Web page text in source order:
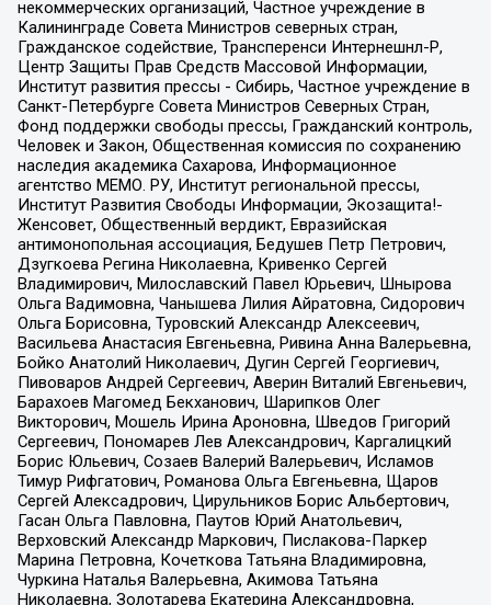
некоммерческих организаций, Частное учреждение в
Калининграде Совета Министров северных стран,
Гражданское содействие, Трансперенси Интернешнл-Р,
Центр Защиты Прав Средств Массовой Информации,
Институт развития прессы - Сибирь, Частное учреждение в
Санкт-Петербурге Совета Министров Северных Стран,
Фонд поддержки свободы прессы, Гражданский контроль,
Человек и Закон, Общественная комиссия по сохранению
наследия академика Сахарова, Информационное
агентство МЕМО. РУ, Институт региональной прессы,
Институт Развития Свободы Информации, Экозащита!-
Женсовет, Общественный вердикт, Евразийская
антимонопольная ассоциация, Бедушев Петр Петрович,
Дзугкоева Регина Николаевна, Кривенко Сергей
Владимирович, Милославский Павел Юрьевич, Шнырова
Ольга Вадимовна, Чанышева Лилия Айратовна, Сидорович
Ольга Борисовна, Туровский Александр Алексеевич,
Васильева Анастасия Евгеньевна, Ривина Анна Валерьевна,
Бойко Анатолий Николаевич, Дугин Сергей Георгиевич,
Пивоваров Андрей Сергеевич, Аверин Виталий Евгеньевич,
Барахоев Магомед Бекханович, Шарипков Олег
Викторович, Мошель Ирина Ароновна, Шведов Григорий
Сергеевич, Пономарев Лев Александрович, Каргалицкий
Борис Юльевич, Созаев Валерий Валерьевич, Исламов
Тимур Рифгатович, Романова Ольга Евгеньевна, Щаров
Сергей Алексадрович, Цирульников Борис Альбертович,
Гасан Ольга Павловна, Паутов Юрий Анатольевич,
Верховский Александр Маркович, Пислакова-Паркер
Марина Петровна, Кочеткова Татьяна Владимировна,
Чуркина Наталья Валерьевна, Акимова Татьяна
Николаевна, Золотарева Екатерина Александровна,